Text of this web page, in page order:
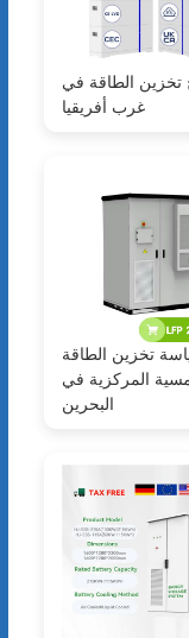
تخزين الطاقة في
غرب أفريقيا
تخزين الطاقة
المركزية في
البحرين